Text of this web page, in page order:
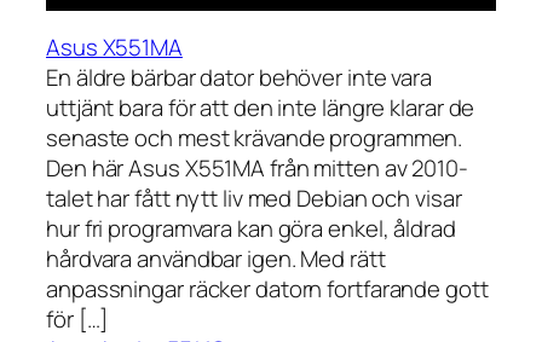
Asus X551MA
En äldre bärbar dator behöver inte vara
uttjänt bara för att den inte längre klarar de
senaste och mest krävande programmen.
Den här Asus X551MA från mitten av 2010-
talet har fått nytt liv med Debian och visar
hur fri programvara kan göra enkel, åldrad
hårdvara användbar igen. Med rätt
anpassningar räcker datorn fortfarande gott
för […]